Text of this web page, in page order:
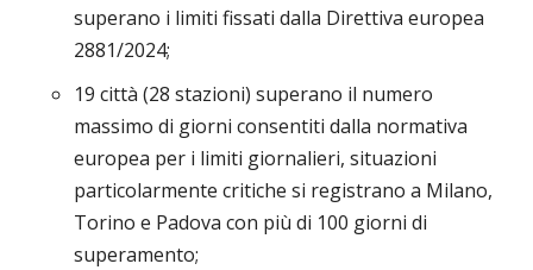
superano i limiti fissati dalla Direttiva europea
2881/2024;
19 città (28 stazioni) superano il numero
massimo di giorni consentiti dalla normativa
europea per i limiti giornalieri, situazioni
particolarmente critiche si registrano a Milano,
Torino e Padova con più di 100 giorni di
superamento;